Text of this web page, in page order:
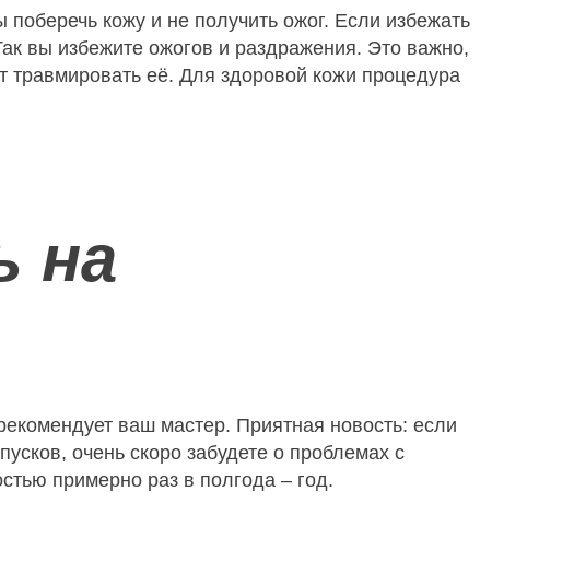
кожу и не получить ожог. Если избежать
вы избежите ожогов и раздражения. Это важно,
травмировать её. Для здоровой кожи процедура
на
ваш мастер. Приятная новость: если
очень скоро забудете о проблемах с
примерно раз в полгода – год.